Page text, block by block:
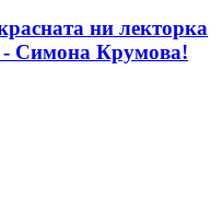
ни лекторка
- Симона Крумова!